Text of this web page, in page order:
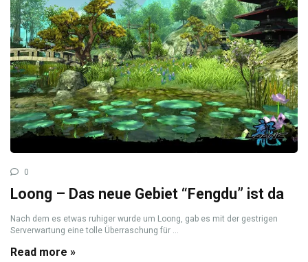
0
Loong – Das neue Gebiet “Fengdu” ist da
Nach dem es etwas ruhiger wurde um Loong, gab es mit der gestrigen
Serverwartung eine tolle Überraschung für ...
Read more »